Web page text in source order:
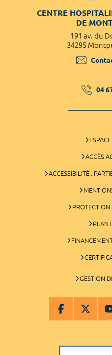
CENTRE
DE
191 av. du
34295
04
ACCÈS
ACCESSIBILITÉ :
PROTECTION
PLAN
GESTION